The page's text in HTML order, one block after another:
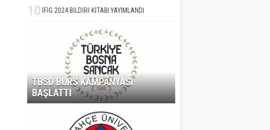
10 İFİG 2024 BİLDİRİ KİTABI YAYIMLANDI
TBSD BURS KAMPANYASI
BAŞLATTI